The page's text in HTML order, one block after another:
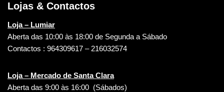
Lojas & Contactos
Loja – Lumiar
Aberta das 10:00 às 18:00 de Segunda a Sábado
Contactos : 964309617 – 216032574
Loja – Mercado de Santa Clara
Aberta das 9:00 às 16:00 (Sábados)